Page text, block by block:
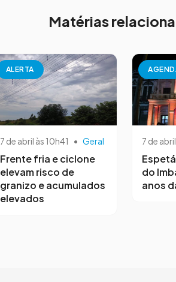
Matérias
ALERTA
7 de abril às 10h41 • Geral
Frente fria e ciclone
elevam risco de
granizo e acumulados
elevados
7 de
do
anos